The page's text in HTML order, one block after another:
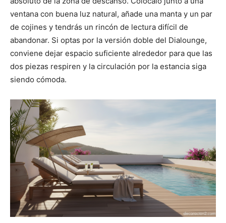
ventana con buena luz natural, añade una manta y un par
de cojines y tendrás un rincón de lectura difícil de
abandonar. Si optas por la versión doble del Dialounge,
conviene dejar espacio suficiente alrededor para que las
dos piezas respiren y la circulación por la estancia siga
siendo cómoda.